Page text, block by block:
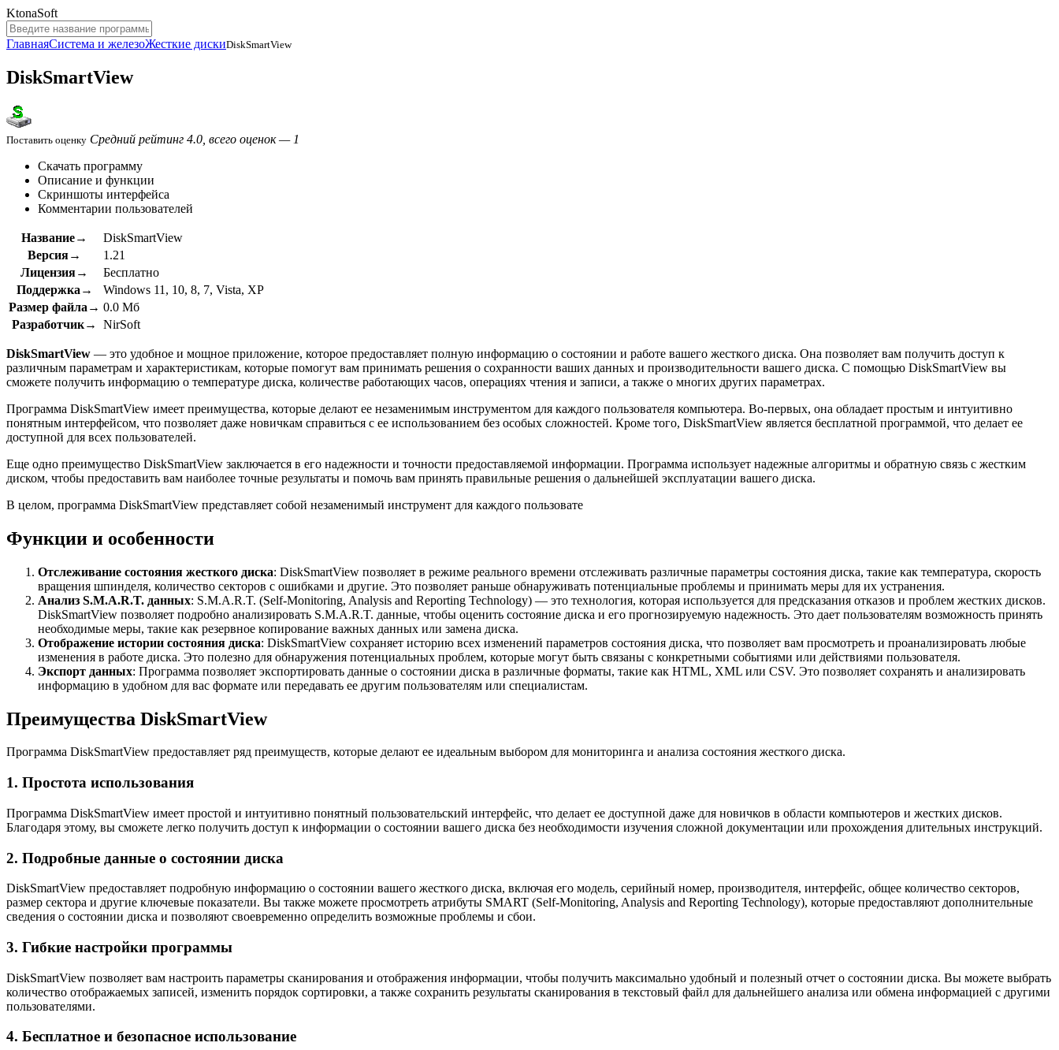
KtonaSoft
ГлавнаяСистема и железоЖесткие дискиDiskSmartView
DiskSmartView
Поставить оценку Средний рейтинг 4.0, всего оценок — 1
Скачать программу
Описание и функции
Скриншоты интерфейса
Комментарии пользователей
Название→
DiskSmartView
Версия→
1.21
Лицензия→
Бесплатно
Поддержка→
Windows 11, 10, 8, 7, Vista, XP
Размер файла→ 0.0 Мб
Разработчик→
NirSoft
DiskSmartView — это удобное и мощное приложение, которое предоставляет полную информацию о состоянии и работе вашего жесткого диска. Она позволяет вам получить доступ к
различным параметрам и характеристикам, которые помогут вам принимать решения о сохранности ваших данных и производительности вашего диска. С помощью DiskSmartView вы
сможете получить информацию о температуре диска, количестве работающих часов, операциях чтения и записи, а также о многих других параметрах.
Программа DiskSmartView имеет преимущества, которые делают ее незаменимым инструментом для каждого пользователя компьютера. Во-первых, она обладает простым и интуитивно
понятным интерфейсом, что позволяет даже новичкам справиться с ее использованием без особых сложностей. Кроме того, DiskSmartView является бесплатной программой, что делает ее
доступной для всех пользователей.
Еще одно преимущество DiskSmartView заключается в его надежности и точности предоставляемой информации. Программа использует надежные алгоритмы и обратную связь с жестким
диском, чтобы предоставить вам наиболее точные результаты и помочь вам принять правильные решения о дальнейшей эксплуатации вашего диска.
В целом, программа DiskSmartView представляет собой незаменимый инструмент для каждого пользовате
Функции и особенности
Отслеживание состояния жесткого диска: DiskSmartView позволяет в режиме реального времени отслеживать различные параметры состояния диска, такие как температура, скорость
вращения шпинделя, количество секторов с ошибками и другие. Это позволяет раньше обнаруживать потенциальные проблемы и принимать меры для их устранения.
Анализ S.M.A.R.T. данных: S.M.A.R.T. (Self-Monitoring, Analysis and Reporting Technology) — это технология, которая используется для предсказания отказов и проблем жестких дисков.
DiskSmartView позволяет подробно анализировать S.M.A.R.T. данные, чтобы оценить состояние диска и его прогнозируемую надежность. Это дает пользователям возможность принять
необходимые меры, такие как резервное копирование важных данных или замена диска.
Отображение истории состояния диска: DiskSmartView сохраняет историю всех изменений параметров состояния диска, что позволяет вам просмотреть и проанализировать любые
изменения в работе диска. Это полезно для обнаружения потенциальных проблем, которые могут быть связаны с конкретными событиями или действиями пользователя.
Экспорт данных: Программа позволяет экспортировать данные о состоянии диска в различные форматы, такие как HTML, XML или CSV. Это позволяет сохранять и анализировать
информацию в удобном для вас формате или передавать ее другим пользователям или специалистам.
Преимущества DiskSmartView
Программа DiskSmartView предоставляет ряд преимуществ, которые делают ее идеальным выбором для мониторинга и анализа состояния жесткого диска.
1. Простота использования
Программа DiskSmartView имеет простой и интуитивно понятный пользовательский интерфейс, что делает ее доступной даже для новичков в области компьютеров и жестких дисков.
Благодаря этому, вы сможете легко получить доступ к информации о состоянии вашего диска без необходимости изучения сложной документации или прохождения длительных инструкций.
2. Подробные данные о состоянии диска
DiskSmartView предоставляет подробную информацию о состоянии вашего жесткого диска, включая его модель, серийный номер, производителя, интерфейс, общее количество секторов,
размер сектора и другие ключевые показатели. Вы также можете просмотреть атрибуты SMART (Self-Monitoring, Analysis and Reporting Technology), которые предоставляют дополнительные
сведения о состоянии диска и позволяют своевременно определить возможные проблемы и сбои.
3. Гибкие настройки программы
DiskSmartView позволяет вам настроить параметры сканирования и отображения информации, чтобы получить максимально удобный и полезный отчет о состоянии диска. Вы можете выбрать
количество отображаемых записей, изменить порядок сортировки, а также сохранить результаты сканирования в текстовый файл для дальнейшего анализа или обмена информацией с другими
пользователями.
4. Бесплатное и безопасное использование